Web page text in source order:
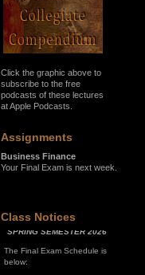
Click the graphic above to
subscribe to the free
podcasts of these lectures
at Apple Podcasts.
Assignments
Business Finance
Your Final Exam is next week.
Class Notices
SPRING SEMESTER 2026
The Final Exam Schedule is
FIL 240-001: Thursday, May